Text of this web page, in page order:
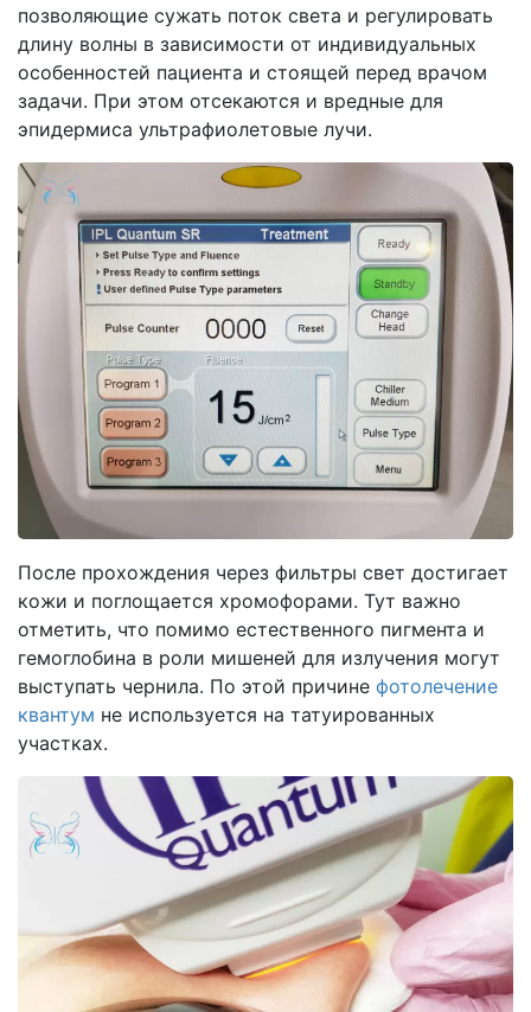
позволяющие сужать поток света и регулировать
длину волны в зависимости от индивидуальных
особенностей пациента и стоящей перед врачом
задачи. При этом отсекаются и вредные для
эпидермиса ультрафиолетовые лучи.
После прохождения через фильтры свет достигает
кожи и поглощается хромофорами. Тут важно
отметить, что помимо естественного пигмента и
гемоглобина в роли мишеней для излучения могут
выступать чернила. По этой причине фотолечение
квантум не используется на татуированных
участках.